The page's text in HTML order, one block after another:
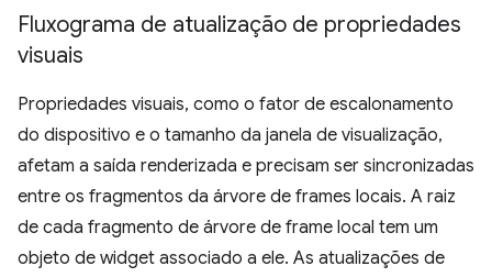
Fluxograma de atualização de propriedades
visuais
Propriedades visuais, como o fator de escalonamento
do dispositivo e o tamanho da janela de visualização,
afetam a saída renderizada e precisam ser sincronizadas
entre os fragmentos da árvore de frames locais. A raiz
de cada fragmento de árvore de frame local tem um
objeto de widget associado a ele. As atualizações de